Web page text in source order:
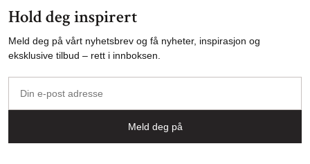
Hold deg inspirert
Meld deg på vårt nyhetsbrev og få nyheter, inspirasjon og
eksklusive tilbud – rett i innboksen.
post
Meld deg på